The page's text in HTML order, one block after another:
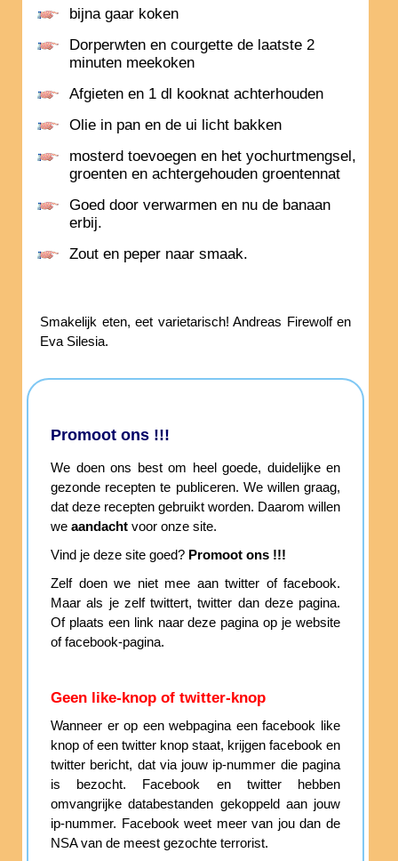
bijna gaar koken
Dorperwten en courgette de laatste 2
minuten meekoken
Afgieten en 1 dl kooknat achterhouden
Olie in pan en de ui licht bakken
mosterd toevoegen en het yochurtmengsel,
groenten en achtergehouden groentennat
Goed door verwarmen en nu de banaan
erbij.
Zout en peper naar smaak.
Smakelijk eten, eet varietarisch! Andreas Firewolf en
Eva Silesia.
Promoot ons !!!
We doen ons best om heel goede, duidelijke en
gezonde recepten te publiceren. We willen graag,
dat deze recepten gebruikt worden. Daarom willen
we aandacht voor onze site.
Vind je deze site goed? Promoot ons !!!
Zelf doen we niet mee aan twitter of facebook.
Maar als je zelf twittert, twitter dan deze pagina.
Of plaats een link naar deze pagina op je website
of facebook-pagina.
Geen like-knop of twitter-knop
Wanneer er op een webpagina een facebook like
knop of een twitter knop staat, krijgen facebook en
twitter bericht, dat via jouw ip-nummer die pagina
is bezocht. Facebook en twitter hebben
omvangrijke databestanden gekoppeld aan jouw
ip-nummer. Facebook weet meer van jou dan de
NSA van de meest gezochte terrorist.